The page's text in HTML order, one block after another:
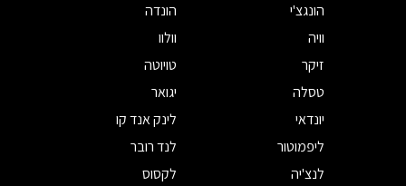
הונגצ'י
הונדה
וויה
וולוו
זיקר
טויוטה
טסלה
יגואר
יונדאי
לינק אנד קו
ליפמוטור
לנד רובר
לנצ'יה
לקסוס